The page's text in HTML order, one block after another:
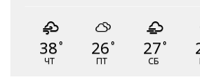
38°
ЧТ
26°
ПТ
27°
СБ